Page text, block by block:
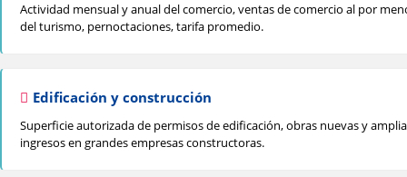
Actividad mensual y anual del comercio, ventas de comercio al por
del turismo, pernoctaciones, tarifa promedio.
Edificación y construcción
Superficie autorizada de permisos de edificación, obras nuevas y
ingresos en grandes empresas constructoras.